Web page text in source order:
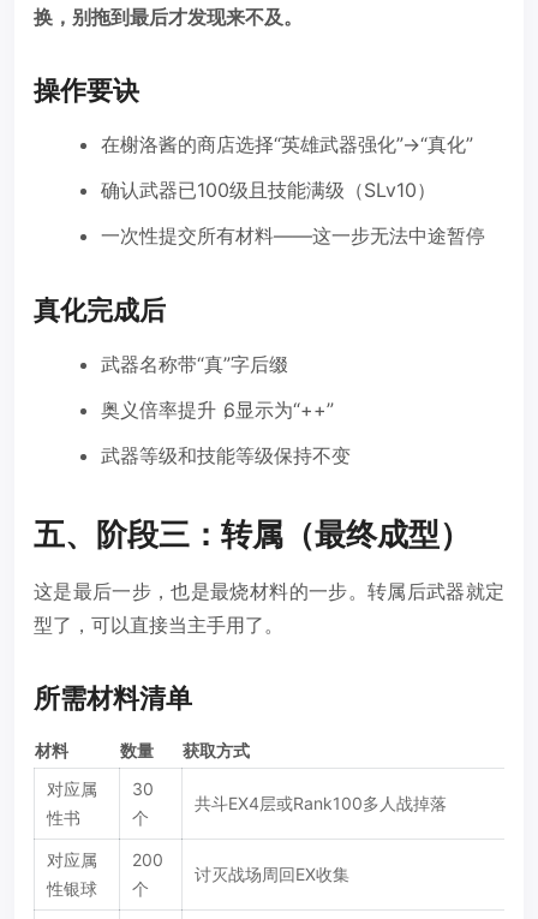
换，别拖到最后才发现来不及。
操作要诀
在榭洛酱的商店选择“英雄武器强化”→“真化”
确认武器已100级且技能满级（SLv10）
一次性提交所有材料——这一步无法中途暂停
真化完成后
武器名称带“真”字后缀
奥义倍率提升，显示为“++”
6
武器等级和技能等级保持不变
五、阶段三：转属（最终成型）
这是最后一步，也是最烧材料的一步。转属后武器就定
型了，可以直接当主手用了。
所需材料清单
材料 数量
获取方式
对应属
性书
30
个
共斗EX4层或Rank100多人战掉落
对应属
性银球
200
个
讨灭战场周回EX收集